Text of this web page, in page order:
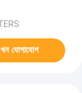
যোগাযোগ